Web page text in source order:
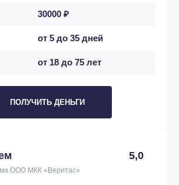
30000 ₽
от 5 до 35 дней
от 18 до 75 лет
ПОЛУЧИТЬ ДЕНЬГИ
5,0
ООО МКК «Веритас»